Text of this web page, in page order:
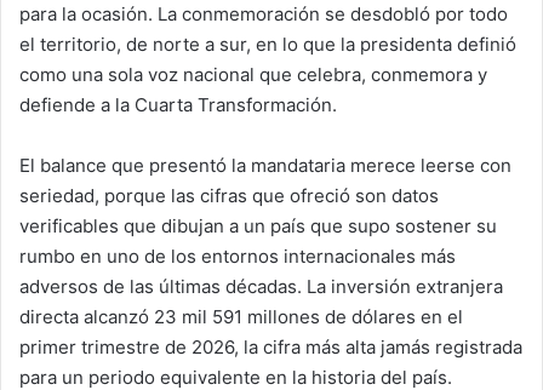
para la ocasión. La conmemoración se desdobló por todo
el territorio, de norte a sur, en lo que la presidenta definió
como una sola voz nacional que celebra, conmemora y
defiende a la Cuarta Transformación.
El balance que presentó la mandataria merece leerse con
seriedad, porque las cifras que ofreció son datos
verificables que dibujan a un país que supo sostener su
rumbo en uno de los entornos internacionales más
adversos de las últimas décadas. La inversión extranjera
directa alcanzó 23 mil 591 millones de dólares en el
primer trimestre de 2026, la cifra más alta jamás registrada
para un periodo equivalente en la historia del país.